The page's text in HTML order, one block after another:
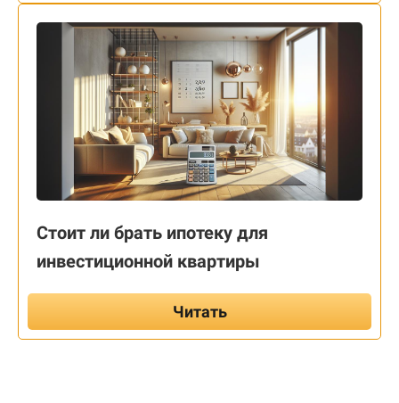
Стоит ли брать ипотеку для
инвестиционной квартиры
Читать